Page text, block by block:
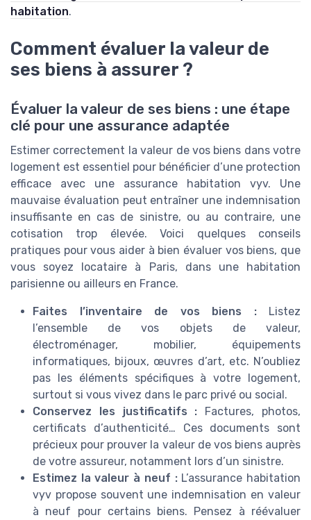
habitation.
Comment évaluer la valeur de
ses biens à assurer ?
Évaluer la valeur de ses biens : une étape
clé pour une assurance adaptée
Estimer correctement la valeur de vos biens dans votre
logement est essentiel pour bénéficier d’une protection
efficace avec une assurance habitation vyv. Une
mauvaise évaluation peut entraîner une indemnisation
insuffisante en cas de sinistre, ou au contraire, une
cotisation trop élevée. Voici quelques conseils
pratiques pour vous aider à bien évaluer vos biens, que
vous soyez locataire à Paris, dans une habitation
parisienne ou ailleurs en France.
Faites l’inventaire de vos biens :Listez
l’ensemble de vos objets de valeur,
électroménager, mobilier, équipements
informatiques, bijoux, œuvres d’art, etc. N’oubliez
pas les éléments spécifiques à votre logement,
surtout si vous vivez dans le parc privé ou social.
Conservez les justificatifs : Factures, photos,
certificats d’authenticité… Ces documents sont
précieux pour prouver la valeur de vos biens auprès
de votre assureur, notamment lors d’un sinistre.
Estimez la valeur à neuf :L’assurance habitation
vyv propose souvent une indemnisation en valeur
à neuf pour certains biens. Pensez à réévaluer